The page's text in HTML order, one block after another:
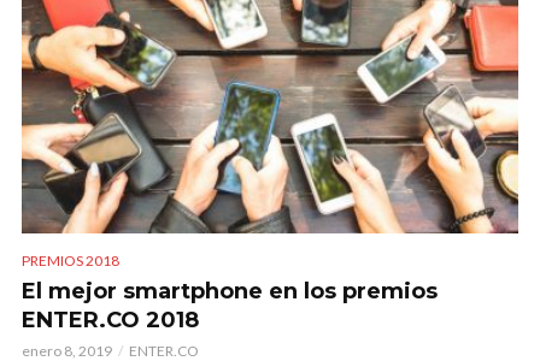
PREMIOS 2018
El mejor smartphone en los premios
ENTER.CO 2018
enero 8, 2019 ENTER.CO